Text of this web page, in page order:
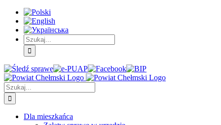
Skip
Treść
główna
Skip
Menu
główne
Skip
Menu
dodatkowe
Szukaj
Śledź
sprawę
E-
PUAP
Facebook BIP Instagram
Szukaj
Dla mieszkańca